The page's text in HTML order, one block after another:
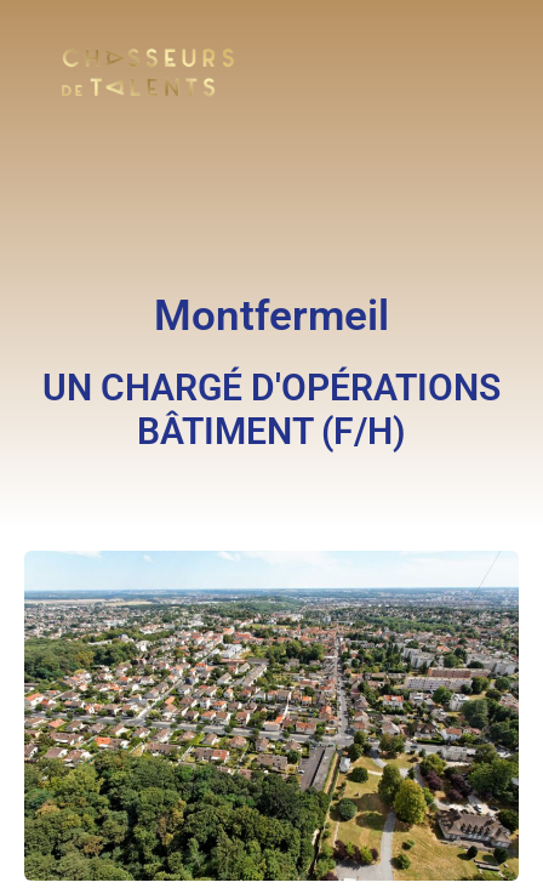
Montfermeil
UN CHARGÉ D'OPÉRATIONS
BÂTIMENT (F/H)